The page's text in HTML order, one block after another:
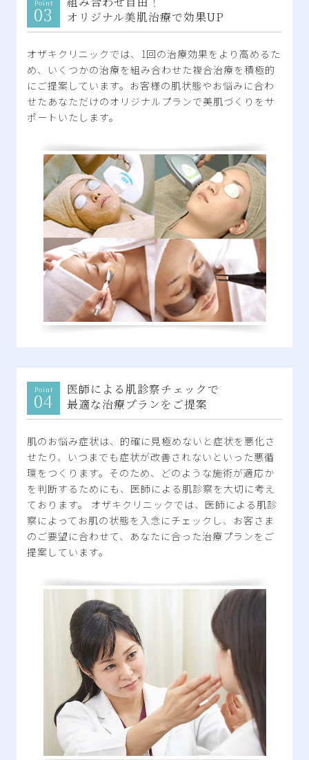
オリジナル美肌治療で効果UP
オザキクリニックでは、1回の治療効果をより高めるた
め、いくつかの治療を組み合わせた複合治療を積極的
にご提案しています。お客様の肌状態やお悩みに合わ
せたあなただけのオリジナルプランで美肌づくりをサ
ポートいたします。
医師による肌診察チェックで
最適な治療プランをご提案
肌のお悩み症状は、的確に見極めないと症状を悪化さ
せたり、いつまでも症状が改善されないといった悪循
環をつくります。そのため、どのような施術が適応か
を判断するためにも、医師による肌診察を大切に考え
ております。 オザキクリニックでは、医師による肌診
察によってお肌の状態を入念にチェックし、お客さま
のご要望に合わせて、あなたに合った治療プランをご
提案しています。